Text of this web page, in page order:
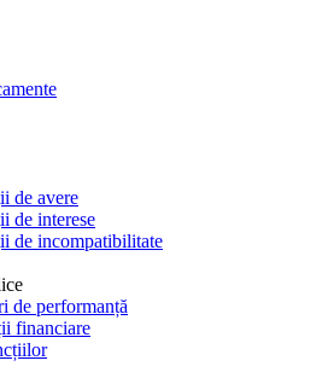
de avere
de interese
de incompatibilitate
de performanță
financiare